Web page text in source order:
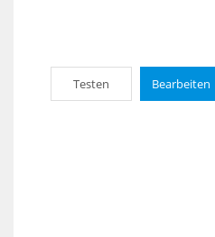
Testen Bearbeiten